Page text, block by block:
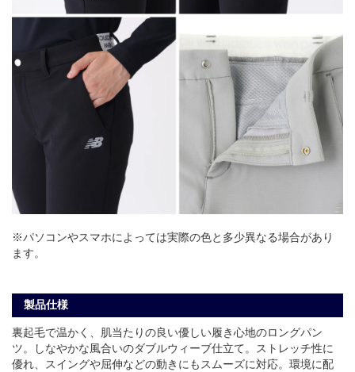
※パソコンやスマホによっては実際の色と多少異なる場合があり
ます。
製品仕様
裏起毛で温かく、肌当たりの良い優しい履き心地のロングパン
ツ。しなやかな風合いのダブルウィーブ仕立て。ストレッチ性に
優れ、スイングや屈伸などの動きにもスムーズに対応。環境に配